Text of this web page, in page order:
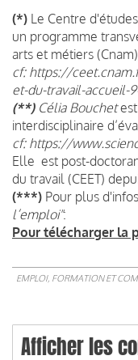
(*) Le Centre
un programme
arts et métiers (Cnam)
cf: https://
et-du-travail-accueil-
(**) Célia Bouchetest
interdisciplinaire
cf: https://
Elle est post-
du travail (CEET)
(***) Pour plus
l’emploi":
Pour télécharger la
EMPLOI, FORMATION ET
Afficher les